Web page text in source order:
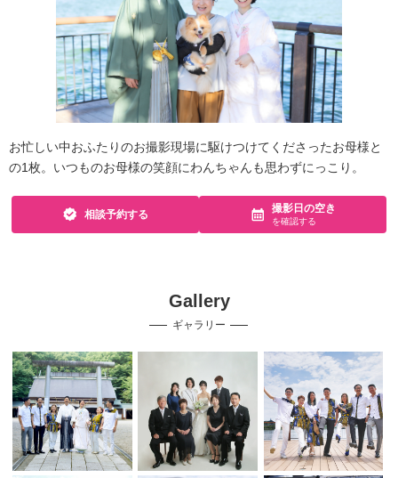
お忙しい中おふたりのお撮影現場に駆けつけてくださったお母様と
の1枚。いつものお母様の笑顔にわんちゃんも思わずにっこり。
相談予約する 撮影日の空き
を確認する
Gallery
ギャラリー